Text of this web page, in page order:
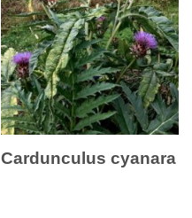
Cardunculus cyanara